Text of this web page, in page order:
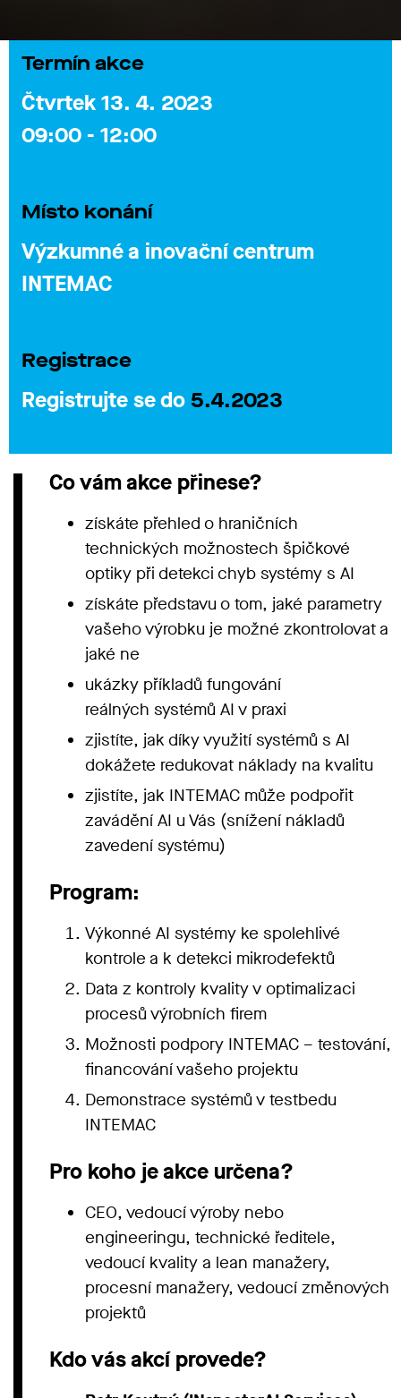
Termín akce
Čtvrtek 13. 4. 2023
09:00 - 12:00
Místo konání
Výzkumné a inovační centrum
INTEMAC
Registrace
Registrujte se do 5.4.2023
Co vám akce přinese?
získáte přehled o hraničních
technických možnostech špičkové
optiky při detekci chyb systémy s AI
získáte představu o tom, jaké parametry
vašeho výrobku je možné zkontrolovat a
jaké ne
ukázky příkladů fungování
reálných systémů AI v praxi
zjistíte, jak díky využití systémů s AI
dokážete redukovat náklady na kvalitu
zjistíte, jak INTEMAC může podpořit
zavádění AI u Vás (snížení nákladů
zavedení systému)
Program:
Výkonné AI systémy ke spolehlivé
kontrole a k detekci mikrodefektů
Data z kontroly kvality v optimalizaci
procesů výrobních firem
Možnosti podpory INTEMAC – testování,
financování vašeho projektu
Demonstrace systémů v testbedu
INTEMAC
Pro koho je akce určena?
CEO, vedoucí výroby nebo
engineeringu, technické ředitele,
vedoucí kvality a lean manažery,
procesní manažery, vedoucí změnových
projektů
Kdo vás akcí provede?